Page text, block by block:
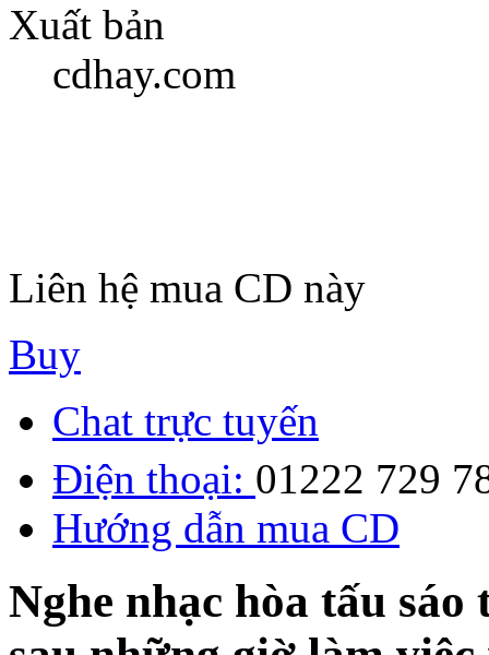
Xuất bản
cdhay.com
Liên hệ mua CD này
Buy
Chat trực tuyến
Điện thoại: 01222 729
Hướng dẫn mua CD
Nghe nhạc hòa tấu